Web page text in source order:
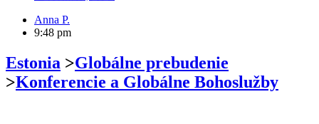
Anna P.
9:48 pm
Estonia >Globálne prebudenie
>Konferencie a Globálne Bohoslužby